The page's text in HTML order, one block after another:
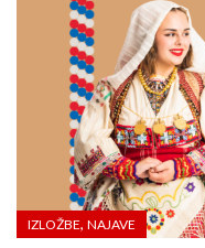
IZLOŽBE, NAJAVE